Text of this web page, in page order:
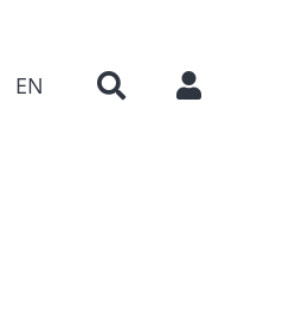
EN